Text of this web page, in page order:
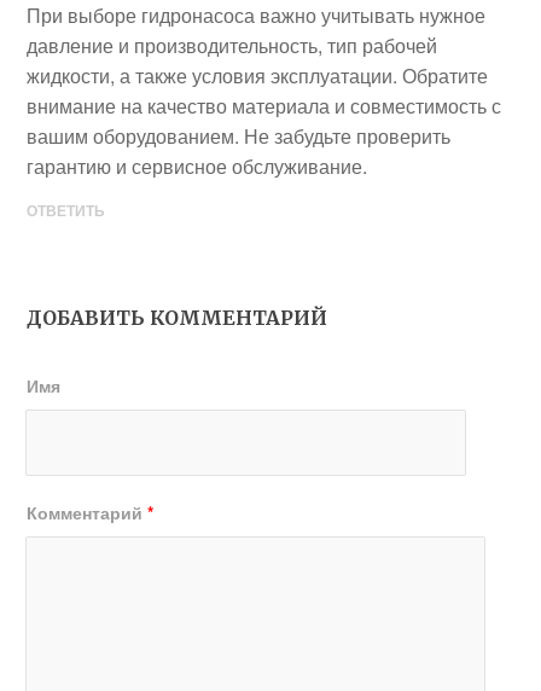
При выборе гидронасоса важно учитывать нужное
давление и производительность, тип рабочей
жидкости, а также условия эксплуатации. Обратите
внимание на качество материала и совместимость с
вашим оборудованием. Не забудьте проверить
гарантию и сервисное обслуживание.
ОТВЕТИТЬ
ДОБАВИТЬ КОММЕНТАРИЙ
Имя
Комментарий*